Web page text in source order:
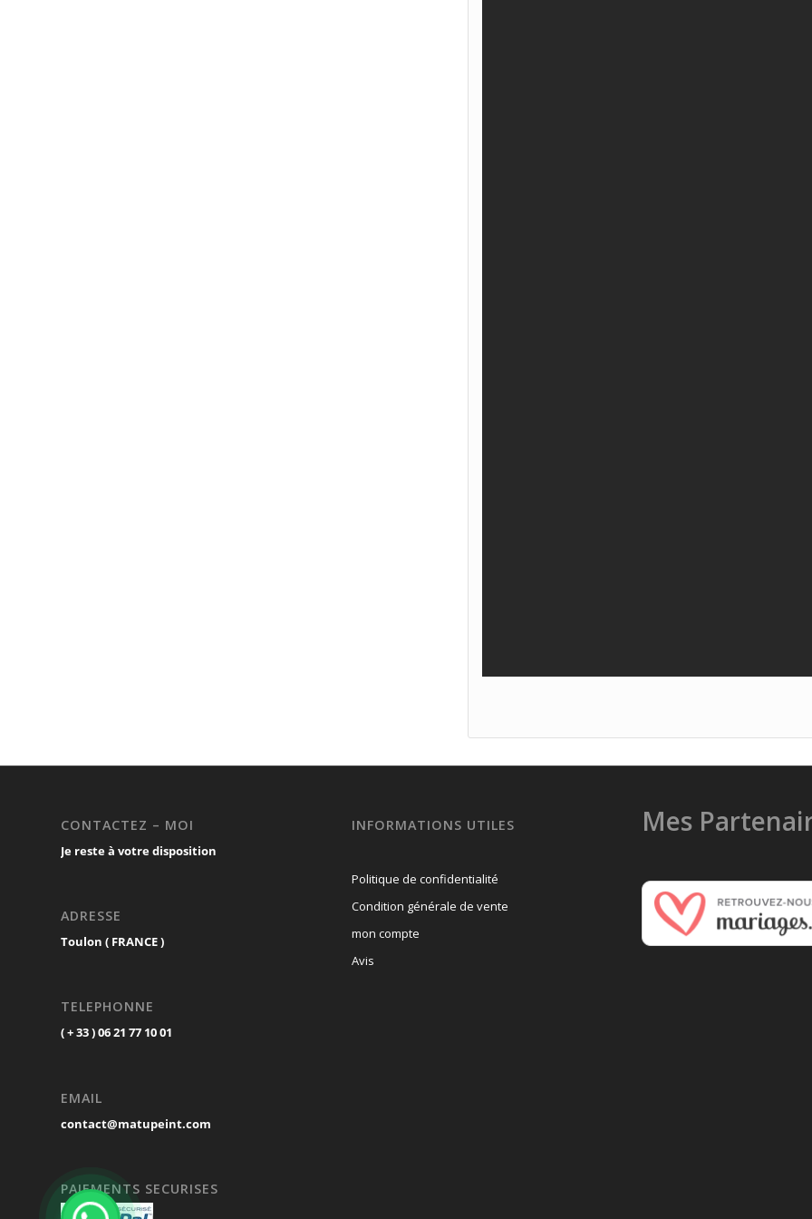
CONTACTEZ – MOI
Je reste à votre disposition
ADRESSE
Toulon ( FRANCE )
TELEPHONNE
( + 33 ) 06 21 77 10 01
EMAIL
contact@matupeint.com
PAIEMENTS SECURISES
INFORMATIONS UTILES
Politique de confidentialité
Condition générale de vente
mon compte
Avis
Mes